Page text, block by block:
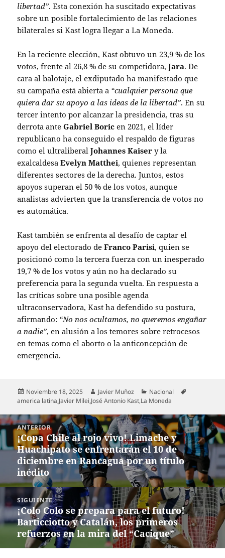
libertad”. Esta conexión ha suscitado expectativas
sobre un posible fortalecimiento de las relaciones
bilaterales si Kast logra llegar a La Moneda.
En la reciente elección, Kast obtuvo un 23,9 % de los
votos, frente al 26,8 % de su competidora,Jara. De
cara al balotaje, el exdiputado ha manifestado que
su campaña está abierta a “cualquier persona que
quiera dar su apoyo a las ideas de la libertad”. En su
tercer intento por alcanzar la presidencia, tras su
derrota anteGabriel Boric en 2021, el líder
republicano ha conseguido el respaldo de figuras
como el ultraliberalJohannes Kaiser y la
exalcaldesaEvelyn Matthei, quienes representan
diferentes sectores de la derecha. Juntos, estos
apoyos superan el 50 % de los votos, aunque
analistas advierten que la transferencia de votos no
es automática.
Kast también se enfrenta al desafío de captar el
apoyo del electorado deFranco Parisi, quien se
posicionó como la tercera fuerza con un inesperado
19,7 % de los votos y aún no ha declarado su
preferencia para la segunda vuelta. En respuesta a
las críticas sobre una posible agenda
ultraconservadora, Kast ha defendido su postura,
afirmando: “No nos ocultamos, no queremos engañar
a nadie”, en alusión a los temores sobre retrocesos
en temas como el aborto o la anticoncepción de
emergencia.
Publicado
el
Noviembre 18, 2025 Autor
Javier Muñoz Categorías
Nacional
america latina,Javier Milei,José Antonio Kast,La Moneda
Navegación
de
entradas
ANTERIOR
Entrada
anterior:
¡Copa Chile al rojo vivo! Limache y
Huachipato se enfrentarán el 10 de
diciembre en Rancagua por un título
inédito
SIGUIENTE
Entrada
siguiente:
¡Colo Colo se prepara para el futuro!
Barticciotto y Catalán, los primeros
refuerzos en la mira del “Cacique”